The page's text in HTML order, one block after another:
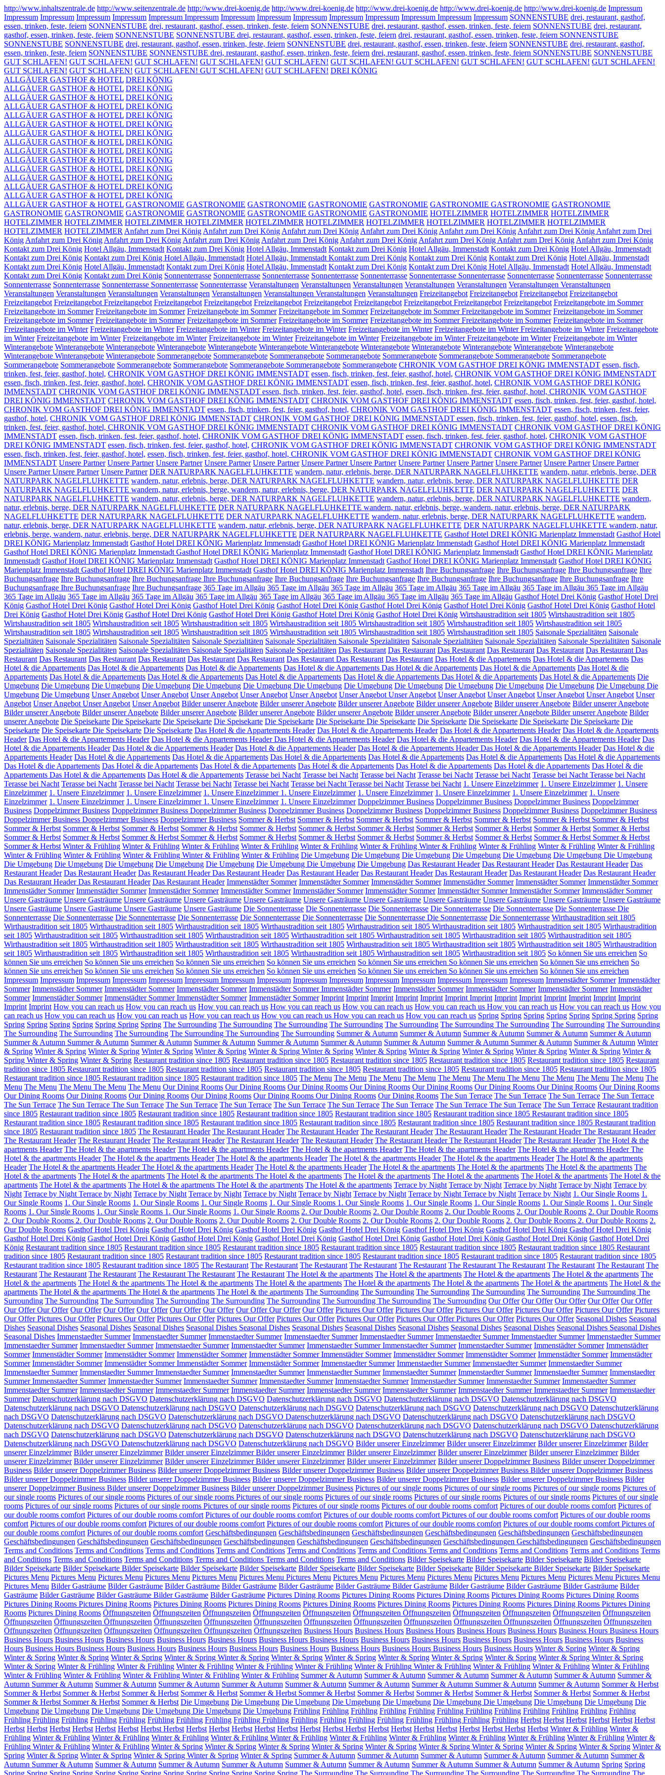
http://www.inhaltszentrale.de http://www.seitenzentrale.de http://www.drei-koenig.de http://www.drei-koenig.de http://www.drei-koenig.de http://www.drei-koenig.de http://www.drei-koenig.de Impressum
Impressum Impressum Impressum Impressum Impressum Impressum Impressum Impressum Impressum Impressum Impressum Impressum Impressum Impressum SONNENSTUBE drei, restaurant, gasthof,
essen, trinken, feste, feiern SONNENSTUBE drei, restaurant, gasthof, essen, trinken, feste, feiern SONNENSTUBE drei, restaurant, gasthof, essen, trinken, feste, feiern SONNENSTUBE drei, restaurant,
gasthof, essen, trinken, feste, feiern SONNENSTUBE SONNENSTUBE drei, restaurant, gasthof, essen, trinken, feste, feiern drei, restaurant, gasthof, essen, trinken, feste, feiern SONNENSTUBE
SONNENSTUBE SONNENSTUBE drei, restaurant, gasthof, essen, trinken, feste, feiern SONNENSTUBE drei, restaurant, gasthof, essen, trinken, feste, feiern SONNENSTUBE drei, restaurant, gasthof,
essen, trinken, feste, feiern SONNENSTUBE SONNENSTUBE drei, restaurant, gasthof, essen, trinken, feste, feiern drei, restaurant, gasthof, essen, trinken, feste, feiern SONNENSTUBE SONNENSTUBE
GUT SCHLAFEN! GUT SCHLAFEN! GUT SCHLAFEN! GUT SCHLAFEN! GUT SCHLAFEN! GUT SCHLAFEN! GUT SCHLAFEN! GUT SCHLAFEN! GUT SCHLAFEN! GUT SCHLAFEN!
GUT SCHLAFEN! GUT SCHLAFEN! GUT SCHLAFEN! GUT SCHLAFEN! GUT SCHLAFEN! DREI KÖNIG
ALLGÄUER GASTHOF & HOTEL DREI KÖNIG
ALLGÄUER GASTHOF & HOTEL DREI KÖNIG
ALLGÄUER GASTHOF & HOTEL DREI KÖNIG
ALLGÄUER GASTHOF & HOTEL DREI KÖNIG
ALLGÄUER GASTHOF & HOTEL DREI KÖNIG
ALLGÄUER GASTHOF & HOTEL DREI KÖNIG
ALLGÄUER GASTHOF & HOTEL DREI KÖNIG
ALLGÄUER GASTHOF & HOTEL DREI KÖNIG
ALLGÄUER GASTHOF & HOTEL DREI KÖNIG
ALLGÄUER GASTHOF & HOTEL DREI KÖNIG
ALLGÄUER GASTHOF & HOTEL DREI KÖNIG
ALLGÄUER GASTHOF & HOTEL DREI KÖNIG
ALLGÄUER GASTHOF & HOTEL DREI KÖNIG
ALLGÄUER GASTHOF & HOTEL DREI KÖNIG
ALLGÄUER GASTHOF & HOTEL GASTRONOMIE GASTRONOMIE GASTRONOMIE GASTRONOMIE GASTRONOMIE GASTRONOMIE GASTRONOMIE GASTRONOMIE
GASTRONOMIE GASTRONOMIE GASTRONOMIE GASTRONOMIE GASTRONOMIE GASTRONOMIE GASTRONOMIE HOTELZIMMER HOTELZIMMER HOTELZIMMER
HOTELZIMMER HOTELZIMMER HOTELZIMMER HOTELZIMMER HOTELZIMMER HOTELZIMMER HOTELZIMMER HOTELZIMMER HOTELZIMMER HOTELZIMMER
HOTELZIMMER HOTELZIMMER Anfahrt zum Drei König Anfahrt zum Drei König Anfahrt zum Drei König Anfahrt zum Drei König Anfahrt zum Drei König Anfahrt zum Drei König Anfahrt zum Drei
König Anfahrt zum Drei König Anfahrt zum Drei König Anfahrt zum Drei König Anfahrt zum Drei König Anfahrt zum Drei König Anfahrt zum Drei König Anfahrt zum Drei König Anfahrt zum Drei König
Kontakt zum Drei König Hotel Allgäu, Immenstadt Kontakt zum Drei König Hotel Allgäu, Immenstadt Kontakt zum Drei König Hotel Allgäu, Immenstadt Kontakt zum Drei König Hotel Allgäu, Immenstadt
Kontakt zum Drei König Kontakt zum Drei König Hotel Allgäu, Immenstadt Hotel Allgäu, Immenstadt Kontakt zum Drei König Kontakt zum Drei König Kontakt zum Drei König Hotel Allgäu, Immenstadt
Kontakt zum Drei König Hotel Allgäu, Immenstadt Kontakt zum Drei König Hotel Allgäu, Immenstadt Kontakt zum Drei König Kontakt zum Drei König Hotel Allgäu, Immenstadt Hotel Allgäu, Immenstadt
Kontakt zum Drei König Kontakt zum Drei König Sonnenterrasse Sonnenterrasse Sonnenterrasse Sonnenterrasse Sonnenterrasse Sonnenterrasse Sonnenterrasse Sonnenterrasse Sonnenterrasse Sonnenterrasse
Sonnenterrasse Sonnenterrasse Sonnenterrasse Sonnenterrasse Sonnenterrasse Veranstaltungen Veranstaltungen Veranstaltungen Veranstaltungen Veranstaltungen Veranstaltungen Veranstaltungen
Veranstaltungen Veranstaltungen Veranstaltungen Veranstaltungen Veranstaltungen Veranstaltungen Veranstaltungen Veranstaltungen Freizeitangebot Freizeitangebot Freizeitangebot Freizeitangebot
Freizeitangebot Freizeitangebot Freizeitangebot Freizeitangebot Freizeitangebot Freizeitangebot Freizeitangebot Freizeitangebot Freizeitangebot Freizeitangebot Freizeitangebot Freizeitangebote im Sommer
Freizeitangebote im Sommer Freizeitangebote im Sommer Freizeitangebote im Sommer Freizeitangebote im Sommer Freizeitangebote im SommerFreizeitangebote im Sommer Freizeitangebote im Sommer
Freizeitangebote im Sommer Freizeitangebote im Sommer Freizeitangebote im Sommer Freizeitangebote im Sommer Freizeitangebote im SommerFreizeitangebote im Sommer Freizeitangebote im Sommer
Freizeitangebote im Winter Freizeitangebote im Winter Freizeitangebote im Winter Freizeitangebote im Winter Freizeitangebote im Winter Freizeitangebote im WinterFreizeitangebote im Winter Freizeitangebote
im Winter Freizeitangebote im Winter Freizeitangebote im Winter Freizeitangebote im Winter Freizeitangebote im Winter Freizeitangebote im WinterFreizeitangebote im Winter Freizeitangebote im Winter
Winterangebote Winterangebote Winterangebote Winterangebote Winterangebote Winterangebote Winterangebote Winterangebote Winterangebote Winterangebote Winterangebote Winterangebote
Winterangebote Winterangebote Winterangebote Sommerangebote Sommerangebote Sommerangebote Sommerangebote Sommerangebote Sommerangebote Sommerangebote Sommerangebote
Sommerangebote Sommerangebote Sommerangebote Sommerangebote Sommerangebote Sommerangebote Sommerangebote CHRONIK VOM GASTHOF DREI KÖNIG IMMENSTADT essen, fisch,
trinken, fest, feier, gasthof, hotel, CHRONIK VOM GASTHOF DREI KÖNIG IMMENSTADT essen, fisch, trinken, fest, feier, gasthof, hotel, CHRONIK VOM GASTHOF DREI KÖNIG IMMENSTADT
essen, fisch, trinken, fest, feier, gasthof, hotel, CHRONIK VOM GASTHOF DREI KÖNIG IMMENSTADT essen, fisch, trinken, fest, feier, gasthof, hotel, CHRONIK VOM GASTHOF DREI KÖNIG
IMMENSTADT CHRONIK VOM GASTHOF DREI KÖNIG IMMENSTADT essen, fisch, trinken, fest, feier, gasthof, hotel, essen, fisch, trinken, fest, feier, gasthof, hotel, CHRONIK VOM GASTHOF
DREI KÖNIG IMMENSTADT CHRONIK VOM GASTHOF DREI KÖNIG IMMENSTADT CHRONIK VOM GASTHOF DREI KÖNIG IMMENSTADT essen, fisch, trinken, fest, feier, gasthof, hotel,
CHRONIK VOM GASTHOF DREI KÖNIG IMMENSTADT essen, fisch, trinken, fest, feier, gasthof, hotel, CHRONIK VOM GASTHOF DREI KÖNIG IMMENSTADT essen, fisch, trinken, fest, feier,
gasthof, hotel, CHRONIK VOM GASTHOF DREI KÖNIG IMMENSTADT CHRONIK VOM GASTHOF DREI KÖNIG IMMENSTADT essen, fisch, trinken, fest, feier, gasthof, hotel, essen, fisch,
trinken, fest, feier, gasthof, hotel, CHRONIK VOM GASTHOF DREI KÖNIG IMMENSTADT CHRONIK VOM GASTHOF DREI KÖNIG IMMENSTADT CHRONIK VOM GASTHOF DREI KÖNIG
IMMENSTADT essen, fisch, trinken, fest, feier, gasthof, hotel, CHRONIK VOM GASTHOF DREI KÖNIG IMMENSTADT essen, fisch, trinken, fest, feier, gasthof, hotel, CHRONIK VOM GASTHOF
DREI KÖNIG IMMENSTADT essen, fisch, trinken, fest, feier, gasthof, hotel, CHRONIK VOM GASTHOF DREI KÖNIG IMMENSTADT CHRONIK VOM GASTHOF DREI KÖNIG IMMENSTADT
essen, fisch, trinken, fest, feier, gasthof, hotel, essen, fisch, trinken, fest, feier, gasthof, hotel, CHRONIK VOM GASTHOF DREI KÖNIG IMMENSTADT CHRONIK VOM GASTHOF DREI KÖNIG
IMMENSTADT Unsere Partner Unsere Partner Unsere Partner Unsere Partner Unsere Partner Unsere PartnerUnsere Partner Unsere Partner Unsere Partner Unsere Partner Unsere Partner Unsere Partner
Unsere PartnerUnsere Partner Unsere Partner DER NATURPARK NAGELFLUHKETTE wandern, natur, erlebnis, berge, DER NATURPARK NAGELFLUHKETTE wandern, natur, erlebnis, berge, DER
NATURPARK NAGELFLUHKETTE wandern, natur, erlebnis, berge, DER NATURPARK NAGELFLUHKETTE wandern, natur, erlebnis, berge, DER NATURPARK NAGELFLUHKETTE DER
NATURPARK NAGELFLUHKETTE wandern, natur, erlebnis, berge, wandern, natur, erlebnis, berge, DER NATURPARK NAGELFLUHKETTE DER NATURPARK NAGELFLUHKETTE DER
NATURPARK NAGELFLUHKETTE wandern, natur, erlebnis, berge, DER NATURPARK NAGELFLUHKETTE wandern, natur, erlebnis, berge, DER NATURPARK NAGELFLUHKETTE wandern,
natur, erlebnis, berge, DER NATURPARK NAGELFLUHKETTE DER NATURPARK NAGELFLUHKETTE wandern, natur, erlebnis, berge, wandern, natur, erlebnis, berge, DER NATURPARK
NAGELFLUHKETTE DER NATURPARK NAGELFLUHKETTE DER NATURPARK NAGELFLUHKETTE wandern, natur, erlebnis, berge, DER NATURPARK NAGELFLUHKETTE wandern,
natur, erlebnis, berge, DER NATURPARK NAGELFLUHKETTE wandern, natur, erlebnis, berge, DER NATURPARK NAGELFLUHKETTE DER NATURPARK NAGELFLUHKETTE wandern, natur,
erlebnis, berge, wandern, natur, erlebnis, berge, DER NATURPARK NAGELFLUHKETTE DER NATURPARK NAGELFLUHKETTE Gasthof Hotel DREI KÖNIG Marienplatz Immenstadt Gasthof Hotel
DREI KÖNIG Marienplatz Immenstadt Gasthof Hotel DREI KÖNIG Marienplatz Immenstadt Gasthof Hotel DREI KÖNIG Marienplatz Immenstadt Gasthof Hotel DREI KÖNIG Marienplatz Immenstadt
Gasthof Hotel DREI KÖNIG Marienplatz Immenstadt Gasthof Hotel DREI KÖNIG Marienplatz Immenstadt Gasthof Hotel DREI KÖNIG Marienplatz Immenstadt Gasthof Hotel DREI KÖNIG Marienplatz
Immenstadt Gasthof Hotel DREI KÖNIG Marienplatz Immenstadt Gasthof Hotel DREI KÖNIG Marienplatz Immenstadt Gasthof Hotel DREI KÖNIG Marienplatz Immenstadt Gasthof Hotel DREI KÖNIG
Marienplatz Immenstadt Gasthof Hotel DREI KÖNIG Marienplatz Immenstadt Gasthof Hotel DREI KÖNIG Marienplatz Immenstadt Ihre Buchungsanfrage Ihre Buchungsanfrage Ihre Buchungsanfrage Ihre
Buchungsanfrage Ihre Buchungsanfrage Ihre Buchungsanfrage Ihre Buchungsanfrage Ihre Buchungsanfrage Ihre Buchungsanfrage Ihre Buchungsanfrage Ihre Buchungsanfrage Ihre Buchungsanfrage Ihre
Buchungsanfrage Ihre Buchungsanfrage Ihre Buchungsanfrage 365 Tage im Allgäu 365 Tage im Allgäu 365 Tage im Allgäu 365 Tage im Allgäu 365 Tage im Allgäu 365 Tage im Allgäu 365 Tage im Allgäu
365 Tage im Allgäu 365 Tage im Allgäu 365 Tage im Allgäu 365 Tage im Allgäu 365 Tage im Allgäu 365 Tage im Allgäu 365 Tage im Allgäu 365 Tage im Allgäu Gasthof Hotel Drei König Gasthof Hotel Drei
König Gasthof Hotel Drei König Gasthof Hotel Drei König Gasthof Hotel Drei König Gasthof Hotel Drei König Gasthof Hotel Drei König Gasthof Hotel Drei König Gasthof Hotel Drei König Gasthof Hotel
Drei König Gasthof Hotel Drei König Gasthof Hotel Drei König Gasthof Hotel Drei König Gasthof Hotel Drei König Gasthof Hotel Drei König Wirtshaustradition seit 1805 Wirtshaustradition seit 1805
Wirtshaustradition seit 1805 Wirtshaustradition seit 1805 Wirtshaustradition seit 1805 Wirtshaustradition seit 1805 Wirtshaustradition seit 1805 Wirtshaustradition seit 1805 Wirtshaustradition seit 1805
Wirtshaustradition seit 1805 Wirtshaustradition seit 1805 Wirtshaustradition seit 1805 Wirtshaustradition seit 1805 Wirtshaustradition seit 1805 Wirtshaustradition seit 1805 Saisonale Spezialitäten Saisonale
Spezialitäten Saisonale Spezialitäten Saisonale Spezialitäten Saisonale Spezialitäten Saisonale Spezialitäten Saisonale Spezialitäten Saisonale Spezialitäten Saisonale Spezialitäten Saisonale Spezialitäten Saisonale
Spezialitäten Saisonale Spezialitäten Saisonale Spezialitäten Saisonale Spezialitäten Saisonale Spezialitäten Das Restaurant Das Restaurant Das Restaurant Das Restaurant Das Restaurant Das Restaurant Das
Restaurant Das Restaurant Das Restaurant Das Restaurant Das Restaurant Das Restaurant Das Restaurant Das Restaurant Das Restaurant Das Hotel & die Appartements Das Hotel & die Appartements Das
Hotel & die Appartements Das Hotel & die Appartements Das Hotel & die Appartements Das Hotel & die Appartements Das Hotel & die Appartements Das Hotel & die Appartements Das Hotel & die
Appartements Das Hotel & die Appartements Das Hotel & die Appartements Das Hotel & die Appartements Das Hotel & die Appartements Das Hotel & die Appartements Das Hotel & die Appartements Die
Umgebung Die Umgebung Die Umgebung Die Umgebung Die Umgebung Die Umgebung Die Umgebung Die Umgebung Die Umgebung Die Umgebung Die Umgebung Die Umgebung Die Umgebung Die
Umgebung Die Umgebung Unser Angebot Unser Angebot Unser Angebot Unser Angebot Unser Angebot Unser Angebot Unser Angebot Unser Angebot Unser Angebot Unser Angebot Unser Angebot Unser
Angebot Unser Angebot Unser Angebot Unser Angebot Bilder unserer Angebote Bilder unserer Angebote Bilder unserer Angebote Bilder unserer Angebote Bilder unserer Angebote Bilder unserer Angebote
Bilder unserer Angebote Bilder unserer Angebote Bilder unserer Angebote Bilder unserer Angebote Bilder unserer Angebote Bilder unserer Angebote Bilder unserer Angebote Bilder unserer Angebote Bilder
unserer Angebote Die Speisekarte Die Speisekarte Die Speisekarte Die Speisekarte Die Speisekarte Die Speisekarte Die Speisekarte Die Speisekarte Die Speisekarte Die Speisekarte Die Speisekarte Die
Speisekarte Die Speisekarte Die Speisekarte Die Speisekarte Das Hotel & die Appartements Header Das Hotel & die Appartements Header Das Hotel & die Appartements Header Das Hotel & die Appartements
Header Das Hotel & die Appartements Header Das Hotel & die Appartements HeaderDas Hotel & die Appartements Header Das Hotel & die Appartements Header Das Hotel & die Appartements Header Das
Hotel & die Appartements Header Das Hotel & die Appartements Header Das Hotel & die Appartements Header Das Hotel & die Appartements HeaderDas Hotel & die Appartements Header Das Hotel & die
Appartements Header Das Hotel & die Appartements Das Hotel & die Appartements Das Hotel & die Appartements Das Hotel & die Appartements Das Hotel & die Appartements Das Hotel & die Appartements
Das Hotel & die Appartements Das Hotel & die Appartements Das Hotel & die Appartements Das Hotel & die Appartements Das Hotel & die Appartements Das Hotel & die Appartements Das Hotel & die
Appartements Das Hotel & die Appartements Das Hotel & die Appartements Terasse bei Nacht Terasse bei Nacht Terasse bei Nacht Terasse bei Nacht Terasse bei Nacht Terasse bei Nacht Terasse bei Nacht
Terasse bei Nacht Terasse bei Nacht Terasse bei Nacht Terasse bei Nacht Terasse bei Nacht Terasse bei Nacht Terasse bei Nacht Terasse bei Nacht 1. Unsere Einzelzimmer 1. Unsere Einzelzimmer 1. Unsere
Einzelzimmer 1. Unsere Einzelzimmer 1. Unsere Einzelzimmer 1. Unsere Einzelzimmer 1. Unsere Einzelzimmer 1. Unsere Einzelzimmer 1. Unsere Einzelzimmer 1. Unsere Einzelzimmer 1. Unsere
Einzelzimmer 1. Unsere Einzelzimmer 1. Unsere Einzelzimmer 1. Unsere Einzelzimmer 1. Unsere Einzelzimmer Doppelzimmer Business Doppelzimmer Business Doppelzimmer Business Doppelzimmer
Business Doppelzimmer Business Doppelzimmer Business Doppelzimmer Business Doppelzimmer Business Doppelzimmer Business Doppelzimmer Business Doppelzimmer Business Doppelzimmer Business
Doppelzimmer Business Doppelzimmer Business Doppelzimmer Business Sommer & Herbst Sommer & Herbst Sommer & Herbst Sommer & Herbst Sommer & Herbst Sommer & Herbst Sommer & Herbst
Sommer & Herbst Sommer & Herbst Sommer & Herbst Sommer & Herbst Sommer & Herbst Sommer & Herbst Sommer & Herbst Sommer & Herbst Sommer & Herbst Sommer & Herbst Sommer & Herbst
Sommer & Herbst Sommer & Herbst Sommer & Herbst Sommer & Herbst Sommer & Herbst Sommer & Herbst Sommer & Herbst Sommer & Herbst Sommer & Herbst Sommer & Herbst Sommer & Herbst
Sommer & Herbst Winter & Frühling Winter & Frühling Winter & Frühling Winter & Frühling Winter & Frühling Winter & Frühling Winter & Frühling Winter & Frühling Winter & Frühling Winter & Frühling
Winter & Frühling Winter & Frühling Winter & Frühling Winter & Frühling Winter & Frühling Die Umgebung Die Umgebung Die Umgebung Die Umgebung Die Umgebung Die Umgebung Die Umgebung
Die Umgebung Die Umgebung Die Umgebung Die Umgebung Die Umgebung Die Umgebung Die Umgebung Die Umgebung Das Restaurant Header Das Restaurant Header Das Restaurant Header Das
Restaurant Header Das Restaurant Header Das Restaurant HeaderDas Restaurant Header Das Restaurant Header Das Restaurant Header Das Restaurant Header Das Restaurant Header Das Restaurant Header
Das Restaurant HeaderDas Restaurant Header Das Restaurant Header Immenstädter Sommer Immenstädter Sommer Immenstädter Sommer Immenstädter Sommer Immenstädter Sommer Immenstädter Sommer
Immenstädter Sommer Immenstädter Sommer Immenstädter Sommer Immenstädter Sommer Immenstädter Sommer Immenstädter Sommer Immenstädter SommerImmenstädter Sommer Immenstädter Sommer
Unsere Gasträume Unsere Gasträume Unsere Gasträume Unsere Gasträume Unsere Gasträume Unsere Gasträume Unsere Gasträume Unsere Gasträume Unsere Gasträume Unsere Gasträume Unsere Gasträume
Unsere Gasträume Unsere Gasträume Unsere Gasträume Unsere Gasträume Die Sonnenterrasse Die Sonnenterrasse Die Sonnenterrasse Die Sonnenterrasse Die Sonnenterrasse Die Sonnenterrasse Die
Sonnenterrasse Die Sonnenterrasse Die Sonnenterrasse Die Sonnenterrasse Die Sonnenterrasse Die Sonnenterrasse Die Sonnenterrasse Die Sonnenterrasse Die Sonnenterrasse Wirthaustradition seit 1805
Wirthaustradition seit 1805 Wirthaustradition seit 1805 Wirthaustradition seit 1805 Wirthaustradition seit 1805 Wirthaustradition seit 1805 Wirthaustradition seit 1805 Wirthaustradition seit 1805 Wirthaustradition
seit 1805 Wirthaustradition seit 1805 Wirthaustradition seit 1805 Wirthaustradition seit 1805 Wirthaustradition seit 1805 Wirthaustradition seit 1805 Wirthaustradition seit 1805 Wirthaustradition seit 1805
Wirthaustradition seit 1805 Wirthaustradition seit 1805 Wirthaustradition seit 1805 Wirthaustradition seit 1805 Wirthaustradition seit 1805 Wirthaustradition seit 1805 Wirthaustradition seit 1805 Wirthaustradition
seit 1805 Wirthaustradition seit 1805 Wirthaustradition seit 1805 Wirthaustradition seit 1805 Wirthaustradition seit 1805 Wirthaustradition seit 1805 Wirthaustradition seit 1805 So können Sie uns erreichen So
können Sie uns erreichen So können Sie uns erreichen So können Sie uns erreichen So können Sie uns erreichen So können Sie uns erreichen So können Sie uns erreichen So können Sie uns erreichen So
können Sie uns erreichen So können Sie uns erreichen So können Sie uns erreichen So können Sie uns erreichen So können Sie uns erreichen So können Sie uns erreichen So können Sie uns erreichen
Impressum Impressum Impressum Impressum Impressum Impressum Impressum Impressum Impressum Impressum Impressum Impressum Impressum Impressum Impressum Immenstädter Sommer Immenstädter
Sommer Immenstädter Sommer Immenstädter Sommer Immenstädter Sommer Immenstädter SommerImmenstädter Sommer Immenstädter Sommer Immenstädter Sommer Immenstädter Sommer Immenstädter
Sommer Immenstädter Sommer Immenstädter SommerImmenstädter Sommer Immenstädter Sommer Imprint Imprint Imprint Imprint Imprint Imprint Imprint Imprint Imprint Imprint Imprint Imprint Imprint
Imprint Imprint How you can reach us How you can reach us How you can reach us How you can reach us How you can reach us How you can reach us How you can reach us How you can reach us How you
can reach us How you can reach us How you can reach us How you can reach us How you can reach us How you can reach us How you can reach us Spring Spring Spring Spring Spring Spring Spring Spring
Spring Spring Spring Spring Spring Spring Spring The Surrounding The Surrounding The Surrounding The Surrounding The Surrounding The Surrounding The Surrounding The Surrounding The Surrounding
The Surrounding The Surrounding The Surrounding The Surrounding The Surrounding The Surrounding Summer & Autumn Summer & Autumn Summer & Autumn Summer & Autumn Summer & Autumn
Summer & Autumn Summer & Autumn Summer & Autumn Summer & Autumn Summer & Autumn Summer & Autumn Summer & Autumn Summer & Autumn Summer & Autumn Summer & Autumn Winter
& Spring Winter & Spring Winter & Spring Winter & Spring Winter & Spring Winter & Spring Winter & Spring Winter & Spring Winter & Spring Winter & Spring Winter & Spring Winter & Spring Winter &
Spring Winter & Spring Winter & Spring Restaurant tradition since 1805 Restaurant tradition since 1805 Restaurant tradition since 1805 Restaurant tradition since 1805 Restaurant tradition since 1805 Restaurant
tradition since 1805 Restaurant tradition since 1805 Restaurant tradition since 1805 Restaurant tradition since 1805 Restaurant tradition since 1805 Restaurant tradition since 1805 Restaurant tradition since 1805
Restaurant tradition since 1805 Restaurant tradition since 1805 Restaurant tradition since 1805 The Menu The Menu The Menu The Menu The Menu The Menu The Menu The Menu The Menu The Menu The
Menu The Menu The Menu The Menu The Menu Our Dining Rooms Our Dining Rooms Our Dining Rooms Our Dining Rooms Our Dining Rooms Our Dining Rooms Our Dining Rooms Our Dining Rooms
Our Dining Rooms Our Dining Rooms Our Dining Rooms Our Dining Rooms Our Dining Rooms Our Dining Rooms Our Dining Rooms The Sun Terrace The Sun Terrace The Sun Terrace The Sun Terrace
The Sun Terrace The Sun Terrace The Sun Terrace The Sun Terrace The Sun Terrace The Sun Terrace The Sun Terrace The Sun Terrace The Sun Terrace The Sun Terrace The Sun Terrace Restaurant tradition
since 1805 Restaurant tradition since 1805 Restaurant tradition since 1805 Restaurant tradition since 1805 Restaurant tradition since 1805 Restaurant tradition since 1805 Restaurant tradition since 1805
Restaurant tradition since 1805 Restaurant tradition since 1805 Restaurant tradition since 1805 Restaurant tradition since 1805 Restaurant tradition since 1805 Restaurant tradition since 1805 Restaurant tradition
since 1805 Restaurant tradition since 1805 The Restaurant Header The Restaurant Header The Restaurant Header The Restaurant Header The Restaurant Header The Restaurant HeaderThe Restaurant Header
The Restaurant Header The Restaurant Header The Restaurant Header The Restaurant Header The Restaurant Header The Restaurant HeaderThe Restaurant Header The Restaurant Header The Hotel & the
apartments Header The Hotel & the apartments Header The Hotel & the apartments Header The Hotel & the apartments Header The Hotel & the apartments Header The Hotel & the apartments HeaderThe
Hotel & the apartments Header The Hotel & the apartments Header The Hotel & the apartments Header The Hotel & the apartments Header The Hotel & the apartments Header The Hotel & the apartments
Header The Hotel & the apartments HeaderThe Hotel & the apartments Header The Hotel & the apartments Header The Hotel & the apartments The Hotel & the apartments The Hotel & the apartments The
Hotel & the apartments The Hotel & the apartments The Hotel & the apartments The Hotel & the apartments The Hotel & the apartments The Hotel & the apartments The Hotel & the apartments The Hotel & the
apartments The Hotel & the apartments The Hotel & the apartments The Hotel & the apartments The Hotel & the apartments Terrace by Night Terrace by Night Terrace by Night Terrace by Night Terrace by
Night Terrace by Night Terrace by Night Terrace by Night Terrace by Night Terrace by Night Terrace by Night Terrace by Night Terrace by Night Terrace by Night Terrace by Night 1. Our Single Rooms 1.
Our Single Rooms 1. Our Single Rooms 1. Our Single Rooms 1. Our Single Rooms 1. Our Single Rooms 1. Our Single Rooms 1. Our Single Rooms 1. Our Single Rooms 1. Our Single Rooms 1. Our Single
Rooms 1. Our Single Rooms 1. Our Single Rooms 1. Our Single Rooms 1. Our Single Rooms 2. Our Double Rooms 2. Our Double Rooms 2. Our Double Rooms 2. Our Double Rooms 2. Our Double Rooms
2. Our Double Rooms 2. Our Double Rooms 2. Our Double Rooms 2. Our Double Rooms 2. Our Double Rooms 2. Our Double Rooms 2. Our Double Rooms 2. Our Double Rooms 2. Our Double Rooms 2.
Our Double Rooms Gasthof Hotel Drei König Gasthof Hotel Drei König Gasthof Hotel Drei König Gasthof Hotel Drei König Gasthof Hotel Drei König Gasthof Hotel Drei König Gasthof Hotel Drei König
Gasthof Hotel Drei König Gasthof Hotel Drei König Gasthof Hotel Drei König Gasthof Hotel Drei König Gasthof Hotel Drei König Gasthof Hotel Drei König Gasthof Hotel Drei König Gasthof Hotel Drei
König Restaurant tradition since 1805 Restaurant tradition since 1805 Restaurant tradition since 1805 Restaurant tradition since 1805 Restaurant tradition since 1805 Restaurant tradition since 1805 Restaurant
tradition since 1805 Restaurant tradition since 1805 Restaurant tradition since 1805 Restaurant tradition since 1805 Restaurant tradition since 1805 Restaurant tradition since 1805 Restaurant tradition since 1805
Restaurant tradition since 1805 Restaurant tradition since 1805 The Restaurant The Restaurant The Restaurant The Restaurant The Restaurant The Restaurant The Restaurant The Restaurant The Restaurant The
Restaurant The Restaurant The Restaurant The Restaurant The Restaurant The Restaurant The Hotel & the apartments The Hotel & the apartments The Hotel & the apartments The Hotel & the apartments The
Hotel & the apartments The Hotel & the apartments The Hotel & the apartments The Hotel & the apartments The Hotel & the apartments The Hotel & the apartments The Hotel & the apartments The Hotel & the
apartments The Hotel & the apartments The Hotel & the apartments The Hotel & the apartments The Surrounding The Surrounding The Surrounding The Surrounding The Surrounding The Surrounding The
Surrounding The Surrounding The Surrounding The Surrounding The Surrounding The Surrounding The Surrounding The Surrounding The Surrounding Our Offer Our Offer Our Offer Our Offer Our Offer
Our OfferOur Offer Our Offer Our Offer Our Offer Our Offer Our Offer Our OfferOur Offer Our Offer Pictures Our Offer Pictures Our Offer Pictures Our Offer Pictures Our Offer Pictures Our Offer Pictures
Our OfferPictures Our Offer Pictures Our Offer Pictures Our Offer Pictures Our Offer Pictures Our Offer Pictures Our Offer Pictures Our OfferPictures Our Offer Pictures Our Offer Seasonal Dishes Seasonal
Dishes Seasonal Dishes Seasonal Dishes Seasonal Dishes Seasonal Dishes Seasonal Dishes Seasonal Dishes Seasonal Dishes Seasonal Dishes Seasonal Dishes Seasonal Dishes Seasonal Dishes Seasonal Dishes
Seasonal Dishes Immenstaedter Summer Immenstaedter Summer Immenstaedter Summer Immenstaedter Summer Immenstaedter Summer Immenstaedter SummerImmenstaedter Summer Immenstaedter Summer
Immenstaedter Summer Immenstaedter Summer Immenstaedter Summer Immenstaedter Summer Immenstaedter SummerImmenstaedter Summer Immenstaedter Summer Immenstädter Sommer Immenstädter
Sommer Immenstädter Sommer Immenstädter Sommer Immenstädter Sommer Immenstädter SommerImmenstädter Sommer Immenstädter Sommer Immenstädter Sommer Immenstädter Sommer Immenstädter
Sommer Immenstädter Sommer Immenstädter SommerImmenstädter Sommer Immenstädter Sommer Immenstaedter Summer Immenstaedter Summer Immenstaedter Summer Immenstaedter Summer
Immenstaedter Summer Immenstaedter SummerImmenstaedter Summer Immenstaedter Summer Immenstaedter Summer Immenstaedter Summer Immenstaedter Summer Immenstaedter Summer Immenstaedter
SummerImmenstaedter Summer Immenstaedter Summer Immenstaedter Summer Immenstaedter Summer Immenstaedter Summer Immenstaedter Summer Immenstaedter Summer Immenstaedter Summer
Immenstaedter Summer Immenstaedter Summer Immenstaedter Summer Immenstaedter Summer Immenstaedter Summer Immenstaedter Summer Immenstaedter SummerImmenstaedter Summer Immenstaedter
Summer Datenschutzerklärung nach DSGVO Datenschutzerklärung nach DSGVO Datenschutzerklärung nach DSGVO Datenschutzerklärung nach DSGVO Datenschutzerklärung nach DSGVO
Datenschutzerklärung nach DSGVO Datenschutzerklärung nach DSGVO Datenschutzerklärung nach DSGVO Datenschutzerklärung nach DSGVO Datenschutzerklärung nach DSGVO Datenschutzerklärung
nach DSGVO Datenschutzerklärung nach DSGVO Datenschutzerklärung nach DSGVO Datenschutzerklärung nach DSGVO Datenschutzerklärung nach DSGVO Datenschutzerklärung nach DSGVO
Datenschutzerklärung nach DSGVO Datenschutzerklärung nach DSGVO Datenschutzerklärung nach DSGVO Datenschutzerklärung nach DSGVO Datenschutzerklärung nach DSGVO Datenschutzerklärung
nach DSGVO Datenschutzerklärung nach DSGVO Datenschutzerklärung nach DSGVO Datenschutzerklärung nach DSGVO Datenschutzerklärung nach DSGVO Datenschutzerklärung nach DSGVO
Datenschutzerklärung nach DSGVO Datenschutzerklärung nach DSGVO Datenschutzerklärung nach DSGVO Bilder unserer Einzelzimmer Bilder unserer Einzelzimmer Bilder unserer Einzelzimmer Bilder
unserer Einzelzimmer Bilder unserer Einzelzimmer Bilder unserer EinzelzimmerBilder unserer Einzelzimmer Bilder unserer Einzelzimmer Bilder unserer Einzelzimmer Bilder unserer Einzelzimmer Bilder
unserer Einzelzimmer Bilder unserer Einzelzimmer Bilder unserer EinzelzimmerBilder unserer Einzelzimmer Bilder unserer Einzelzimmer Bilder unserer Doppelzimmer Business Bilder unserer Doppelzimmer
Business Bilder unserer Doppelzimmer Business Bilder unserer Doppelzimmer Business Bilder unserer Doppelzimmer Business Bilder unserer Doppelzimmer Business Bilder unserer Doppelzimmer Business
Bilder unserer Doppelzimmer Business Bilder unserer Doppelzimmer Business Bilder unserer Doppelzimmer Business Bilder unserer Doppelzimmer Business Bilder unserer Doppelzimmer Business Bilder
unserer Doppelzimmer Business Bilder unserer Doppelzimmer Business Bilder unserer Doppelzimmer Business Pictures of our single rooms Pictures of our single rooms Pictures of our single rooms Pictures of
our single rooms Pictures of our single rooms Pictures of our single rooms Pictures of our single rooms Pictures of our single rooms Pictures of our single rooms Pictures of our single rooms Pictures of our single
rooms Pictures of our single rooms Pictures of our single rooms Pictures of our single rooms Pictures of our single rooms Pictures of our double rooms comfort Pictures of our double rooms comfort Pictures of
our double rooms comfort Pictures of our double rooms comfort Pictures of our double rooms comfort Pictures of our double rooms comfort Pictures of our double rooms comfort Pictures of our double rooms
comfort Pictures of our double rooms comfort Pictures of our double rooms comfort Pictures of our double rooms comfort Pictures of our double rooms comfort Pictures of our double rooms comfort Pictures of
our double rooms comfort Pictures of our double rooms comfort Geschäftsbedingungen Geschäftsbedingungen Geschäftsbedingungen Geschäftsbedingungen Geschäftsbedingungen Geschäftsbedingungen
Geschäftsbedingungen Geschäftsbedingungen Geschäftsbedingungen Geschäftsbedingungen Geschäftsbedingungen Geschäftsbedingungen Geschäftsbedingungen Geschäftsbedingungen Geschäftsbedingungen
Terms and Conditions Terms and Conditions Terms and Conditions Terms and Conditions Terms and Conditions Terms and Conditions Terms and Conditions Terms and Conditions Terms and Conditions Terms
and Conditions Terms and Conditions Terms and Conditions Terms and Conditions Terms and Conditions Terms and Conditions Bilder Speisekarte Bilder Speisekarte Bilder Speisekarte Bilder Speisekarte
Bilder Speisekarte Bilder Speisekarte Bilder Speisekarte Bilder Speisekarte Bilder Speisekarte Bilder Speisekarte Bilder Speisekarte Bilder Speisekarte Bilder Speisekarte Bilder Speisekarte Bilder Speisekarte
Pictures Menu Pictures Menu Pictures Menu Pictures Menu Pictures Menu Pictures Menu Pictures Menu Pictures Menu Pictures Menu Pictures Menu Pictures Menu Pictures Menu Pictures Menu Pictures Menu
Pictures Menu Bilder Gasträume Bilder Gasträume Bilder Gasträume Bilder Gasträume Bilder Gasträume Bilder Gasträume Bilder Gasträume Bilder Gasträume Bilder Gasträume Bilder Gasträume Bilder
Gasträume Bilder Gasträume Bilder Gasträume Bilder Gasträume Bilder Gasträume Pictures Dining Rooms Pictures Dining Rooms Pictures Dining Rooms Pictures Dining Rooms Pictures Dining Rooms
Pictures Dining Rooms Pictures Dining Rooms Pictures Dining Rooms Pictures Dining Rooms Pictures Dining Rooms Pictures Dining Rooms Pictures Dining Rooms Pictures Dining Rooms Pictures Dining
Rooms Pictures Dining Rooms Öffnungszeiten Öffnungszeiten Öffnungszeiten Öffnungszeiten Öffnungszeiten Öffnungszeiten Öffnungszeiten Öffnungszeiten Öffnungszeiten Öffnungszeiten Öffnungszeiten
Öffnungszeiten Öffnungszeiten Öffnungszeiten Öffnungszeiten Öffnungszeiten Öffnungszeiten Öffnungszeiten Öffnungszeiten Öffnungszeiten Öffnungszeiten Öffnungszeiten Öffnungszeiten Öffnungszeiten
Öffnungszeiten Öffnungszeiten Öffnungszeiten Öffnungszeiten Öffnungszeiten Öffnungszeiten Business Hours Business Hours Business Hours Business Hours Business Hours Business Hours Business Hours
Business Hours Business Hours Business Hours Business Hours Business Hours Business Hours Business Hours Business Hours Business Hours Business Hours Business Hours Business Hours Business
Hours Business Hours Business Hours Business Hours Business Hours Business Hours Business Hours Business Hours Business Hours Business Hours Business Hours Winter & Spring Winter & Spring
Winter & Spring Winter & Spring Winter & Spring Winter & Spring Winter & Spring Winter & Spring Winter & Spring Winter & Spring Winter & Spring Winter & Spring Winter & Spring Winter & Spring
Winter & Spring Winter & Frühling Winter & Frühling Winter & Frühling Winter & Frühling Winter & Frühling Winter & Frühling Winter & Frühling Winter & Frühling Winter & Frühling Winter & Frühling
Winter & Frühling Winter & Frühling Winter & Frühling Winter & Frühling Winter & Frühling Summer & Autumn Summer & Autumn Summer & Autumn Summer & Autumn Summer & Autumn Summer &
Autumn Summer & Autumn Summer & Autumn Summer & Autumn Summer & Autumn Summer & Autumn Summer & Autumn Summer & Autumn Summer & Autumn Summer & Autumn Sommer & Herbst
Sommer & Herbst Sommer & Herbst Sommer & Herbst Sommer & Herbst Sommer & Herbst Sommer & Herbst Sommer & Herbst Sommer & Herbst Sommer & Herbst Sommer & Herbst Sommer & Herbst
Sommer & Herbst Sommer & Herbst Sommer & Herbst Die Umgebung Die Umgebung Die Umgebung Die Umgebung Die Umgebung Die Umgebung Die Umgebung Die Umgebung Die Umgebung Die
Umgebung Die Umgebung Die Umgebung Die Umgebung Die Umgebung Die Umgebung Frühling Frühling Frühling Frühling Frühling Frühling Frühling Frühling Frühling Frühling Frühling Frühling
Frühling Frühling Frühling Frühling Frühling Frühling Frühling Frühling Frühling Frühling Frühling Frühling Frühling Frühling Frühling Frühling Frühling Frühling Herbst Herbst Herbst Herbst Herbst Herbst
Herbst Herbst Herbst Herbst Herbst Herbst Herbst Herbst Herbst Herbst Herbst Herbst Herbst Herbst Herbst Herbst Herbst Herbst Herbst Herbst Herbst Herbst Herbst Herbst Winter & Frühling Winter &
Frühling Winter & Frühling Winter & Frühling Winter & Frühling Winter & Frühling Winter & Frühling Winter & Frühling Winter & Frühling Winter & Frühling Winter & Frühling Winter & Frühling Winter &
Frühling Winter & Frühling Winter & Frühling Winter & Spring Winter & Spring Winter & Spring Winter & Spring Winter & Spring Winter & Spring Winter & Spring Winter & Spring Winter & Spring Winter &
Spring Winter & Spring Winter & Spring Winter & Spring Winter & Spring Winter & Spring Summer & Autumn Summer & Autumn Summer & Autumn Summer & Autumn Summer & Autumn Summer &
Autumn Summer & Autumn Summer & Autumn Summer & Autumn Summer & Autumn Summer & Autumn Summer & Autumn Summer & Autumn Summer & Autumn Summer & Autumn Spring Spring
Spring Spring Spring Spring Spring Spring Spring Spring Spring Spring Spring Spring Spring The Surrounding The Surrounding The Surrounding The Surrounding The Surrounding The Surrounding The